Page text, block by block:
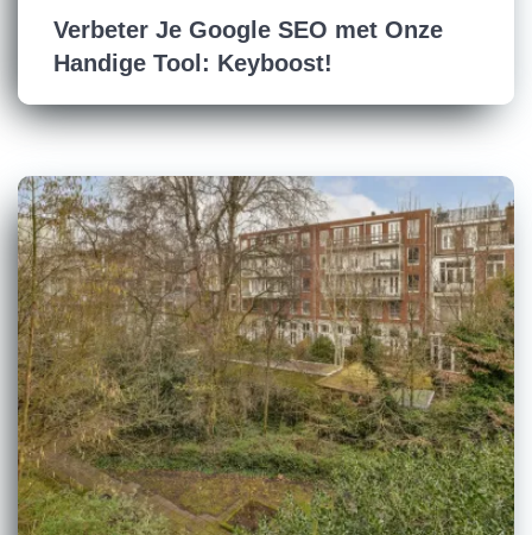
Verbeter Je Google SEO met Onze
Handige Tool: Keyboost!